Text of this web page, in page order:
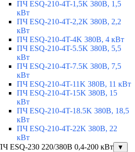
ПЧ ESQ-210-4T-1,5K 380В, 1,5
кВт
ПЧ ESQ-210-4T-2,2K 380В, 2,2
кВт
ПЧ ESQ-210-4T-4K 380В, 4 кВт
ПЧ ESQ-210-4T-5.5K 380В, 5,5
кВт
ПЧ ESQ-210-4T-7.5K 380В, 7,5
кВт
ПЧ ESQ-210-4T-11K 380В, 11 кВт
ПЧ ESQ-210-4T-15K 380В, 15
кВт
ПЧ ESQ-210-4T-18.5K 380В, 18,5
кВт
ПЧ ESQ-210-4T-22K 380В, 22
кВт
ESQ-230 220/380В 0,4-200 кВт
▼